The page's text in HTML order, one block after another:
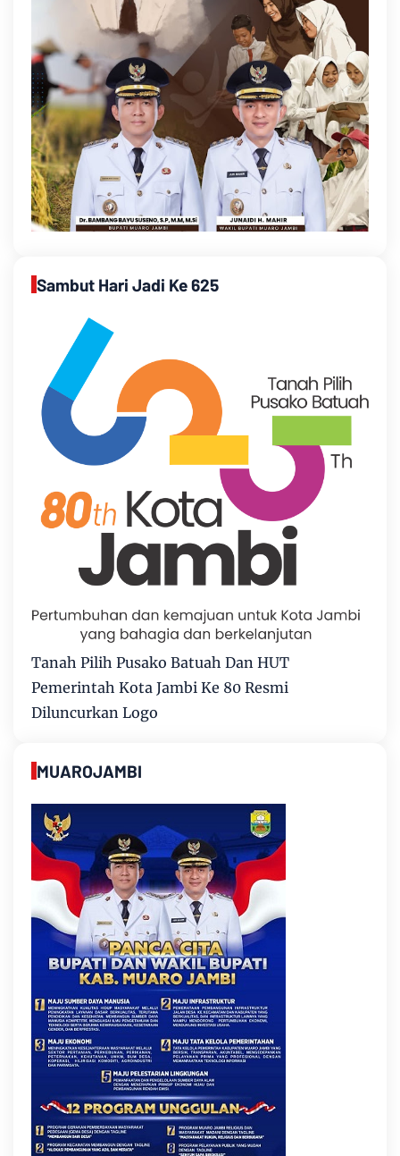
Sambut Hari Jadi Ke 625
Tanah Pilih Pusako Batuah Dan HUT
Pemerintah Kota Jambi Ke 80 Resmi
Diluncurkan Logo
MUAROJAMBI